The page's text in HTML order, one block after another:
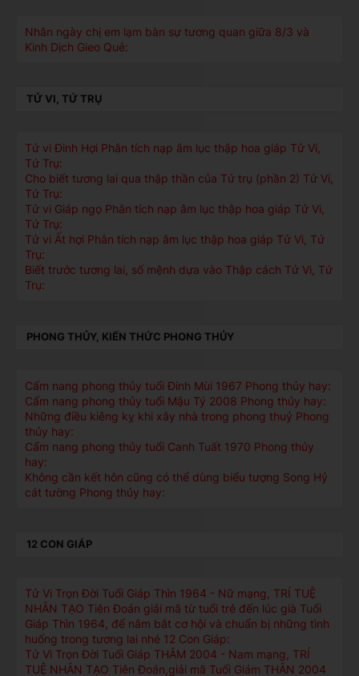
Nhân ngày chị em lạm bàn sự tương quan giữa 8/3 và
Kinh Dịch Gieo Quẻ:
TỬ VI, TỨ TRỤ
Tử vi Đinh Hợi Phân tích nạp âm lục thập hoa giáp Tử Vi,
Tứ Trụ:
Cho biết tương lai qua thập thần của Tứ trụ (phần 2) Tử Vi,
Tứ Trụ:
Tử vi Giáp ngọ Phân tích nạp âm lục thập hoa giáp Tử Vi,
Tứ Trụ:
Tử vi Ất hợi Phân tích nạp âm lục thập hoa giáp Tử Vi, Tứ
Trụ:
Biết trước tương lai, số mệnh dựa vào Thập cách Tử Vi, Tứ
Trụ:
PHONG THỦY, KIẾN THỨC PHONG THỦY
Cẩm nang phong thủy tuổi Đinh Mùi 1967 Phong thủy hay:
Cẩm nang phong thủy tuổi Mậu Tý 2008 Phong thủy hay:
Những điều kiêng kỵ khi xây nhà trong phong thuỷ Phong
thủy hay:
Cẩm nang phong thủy tuổi Canh Tuất 1970 Phong thủy
hay:
Không cần kết hôn cũng có thể dùng biểu tượng Song Hỷ
cát tường Phong thủy hay:
12 CON GIÁP
Tử Vi Trọn Đời Tuổi Giáp Thìn 1964 - Nữ mạng, TRÍ TUỆ
NHÂN TẠO Tiên Đoán giải mã từ tuổi trẻ đến lúc già Tuổi
Giáp Thìn 1964, để nắm bắt cơ hội và chuẩn bị những tình
huống trong tương lai nhé 12 Con Giáp:
Tử Vi Trọn Đời Tuổi Giáp THÂM 2004 - Nam mạng, TRÍ
TUỆ NHÂN TẠO Tiên Đoán,giải mã Tuổi Giám THÂN 2004